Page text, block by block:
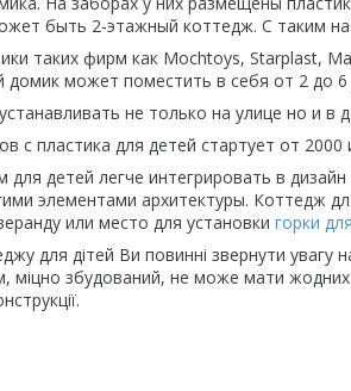
быть 2-этажный коттедж. С таким
таких фирм как Mochtoys, Starplast,
домик может поместить в себя от 2 до
не только на улице но и в
с пластика для детей стартует от 2000
для детей легче интегрировать в
элементами архитектуры. Коттедж
или место для установки горки
для дітей Ви повинні звернути увагу
міцно збудований, не може мати